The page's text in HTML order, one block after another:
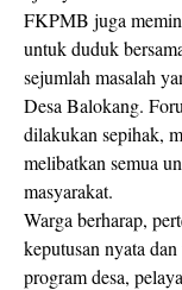
FKPMB juga
untuk duduk
sejumlah masalah
Desa Balokang.
dilakukan sepihak,
melibatkan semua
masyarakat.
Warga berharap,
keputusan nyata
program desa,